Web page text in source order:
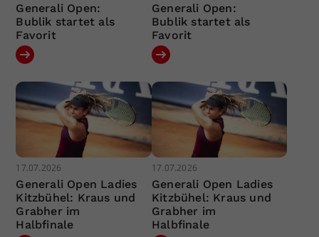
Generali Open:
Bublik startet als
Favorit
Generali Open:
Bublik startet als
Favorit
17.07.2026
Generali Open Ladies
Kitzbühel: Kraus und
Grabher im
Halbfinale
17.07.2026
Generali Open Ladies
Kitzbühel: Kraus und
Grabher im
Halbfinale